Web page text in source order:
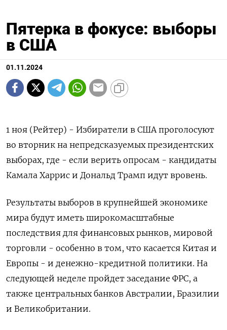
Пятерка в фокусе: выборы
в США
01.11.2024
1 ноя (Рейтер) - Избиратели в США проголосуют
во вторник на непредсказуемых президентских
выборах, где - если верить опросам - кандидаты
Камала Харрис и Дональд Трамп идут вровень.
Результаты выборов в крупнейшей экономике
мира будут иметь широкомасштабные
последствия для финансовых рынков, мировой
торговли - особенно в том, что касается Китая и
Европы - и денежно-кредитной политики. На
следующей неделе пройдет заседание ФРС, а
также центральных банков Австралии, Бразилии
и Великобритании.